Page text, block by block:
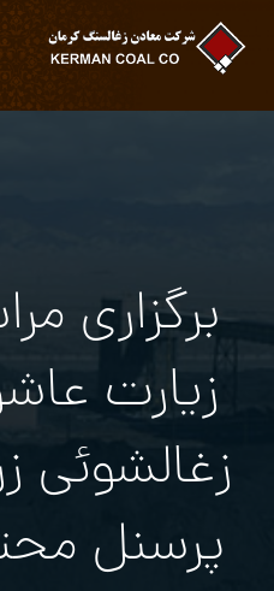
برگزاری
زیارت
زغالشوئی
پرسنل